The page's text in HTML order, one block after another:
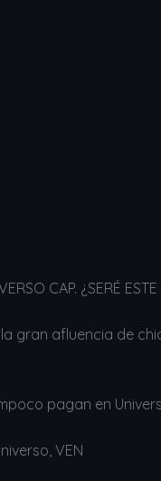
CAP. ¿SERÉ
la gran afluencia de
pagan en
VEN